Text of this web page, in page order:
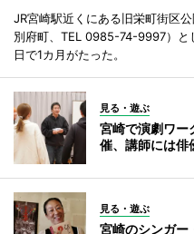
JR宮崎駅近くにある旧栄町街区
別府町、TEL 0985-74-9997）と
日で1カ月がたった。
見る・遊ぶ
宮崎で演劇ワ
催、講師には俳
見る・遊ぶ
宮崎のシンガー